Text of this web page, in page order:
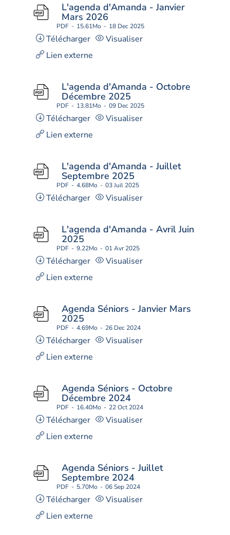
L'agenda d'Amanda - Janvier
Mars 2026
PDF 15.61Mo 18 Dec 2025
Télécharger
Visualiser
Lien externe
L'agenda d'Amanda - Octobre
Décembre 2025
PDF 13.81Mo 09 Dec 2025
Télécharger
Visualiser
Lien externe
L'agenda d'Amanda - Juillet
Septembre 2025
PDF 4.68Mo 03 Juil 2025
Télécharger Visualiser
L'agenda d'Amanda - Avril Juin
2025
PDF 9.22Mo 01 Avr 2025
Télécharger
Visualiser
Lien externe
Agenda Séniors - Janvier Mars
2025
PDF 4.69Mo 26 Dec 2024
Télécharger
Visualiser
Lien externe
Agenda Séniors - Octobre
Décembre 2024
PDF 16.40Mo 22 Oct 2024
Télécharger
Visualiser
Lien externe
Agenda Séniors - Juillet
Septembre 2024
PDF 5.70Mo 06 Sep 2024
Télécharger
Visualiser
Lien externe